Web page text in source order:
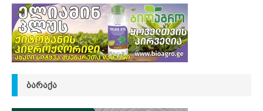
ᲑᲐᲠᲐᲥᲐ